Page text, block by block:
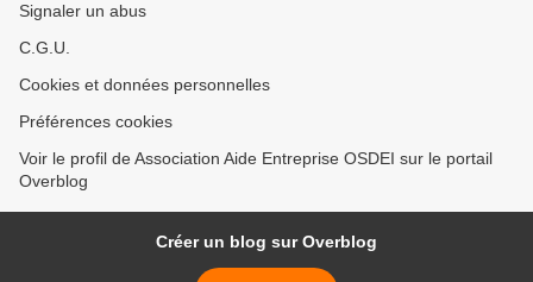
Signaler un abus
C.G.U.
Cookies et données personnelles
Préférences cookies
Voir le profil de Association Aide Entreprise OSDEI sur le portail
Overblog
Créer un blog sur Overblog